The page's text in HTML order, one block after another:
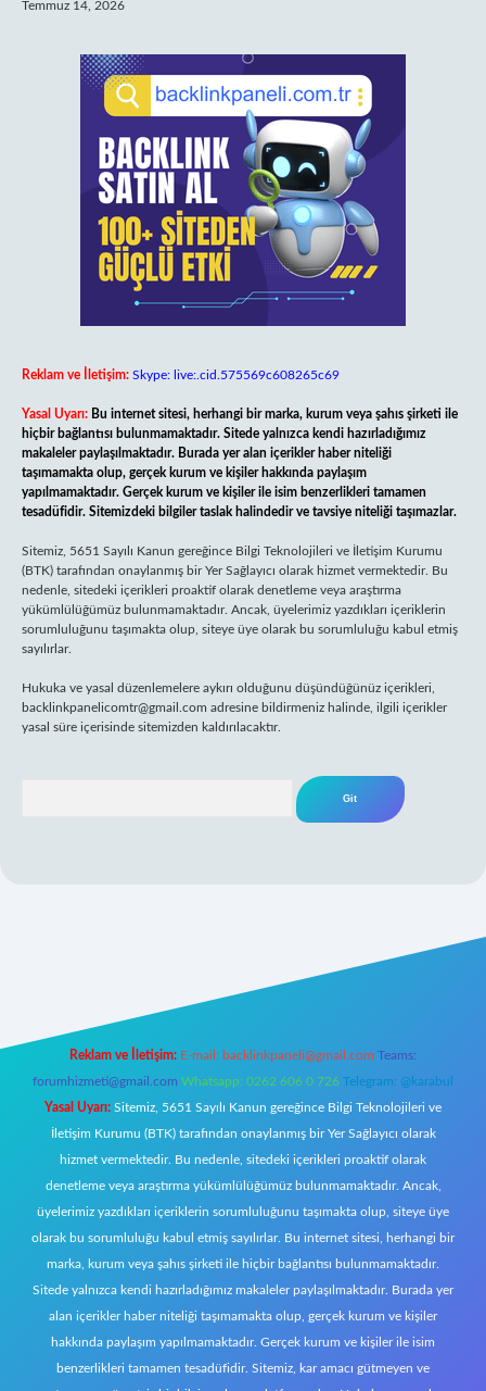
Temmuz 14, 2026
Reklam ve İletişim: Skype: live:.cid.575569c608265c69
Yasal Uyarı: Bu internet sitesi, herhangi bir marka, kurum veya şahıs şirketi ile
hiçbir bağlantısı bulunmamaktadır. Sitede yalnızca kendi hazırladığımız
makaleler paylaşılmaktadır. Burada yer alan içerikler haber niteliği
taşımamakta olup, gerçek kurum ve kişiler hakkında paylaşım
yapılmamaktadır. Gerçek kurum ve kişiler ile isim benzerlikleri tamamen
tesadüfidir. Sitemizdeki bilgiler taslak halindedir ve tavsiye niteliği taşımazlar.
Sitemiz, 5651 Sayılı Kanun gereğince Bilgi Teknolojileri ve İletişim Kurumu
(BTK) tarafından onaylanmış bir Yer Sağlayıcı olarak hizmet vermektedir. Bu
nedenle, sitedeki içerikleri proaktif olarak denetleme veya araştırma
yükümlülüğümüz bulunmamaktadır. Ancak, üyelerimiz yazdıkları içeriklerin
sorumluluğunu taşımakta olup, siteye üye olarak bu sorumluluğu kabul etmiş
sayılırlar.
Hukuka ve yasal düzenlemelere aykırı olduğunu düşündüğünüz içerikleri,
backlinkpanelicomtr@gmail.com adresine bildirmeniz halinde, ilgili içerikler
yasal süre içerisinde sitemizden kaldırılacaktır.
Reklam ve İletişim: E-mail: backlinkpaneli@gmail.com Teams:
forumhizmeti@gmail.com Whatsapp: 0262 606 0 726 Telegram: @karabul
Yasal Uyarı: Sitemiz, 5651 Sayılı Kanun gereğince Bilgi Teknolojileri ve
İletişim Kurumu (BTK) tarafından onaylanmış bir Yer Sağlayıcı olarak
hizmet vermektedir. Bu nedenle, sitedeki içerikleri proaktif olarak
denetleme veya araştırma yükümlülüğümüz bulunmamaktadır. Ancak,
üyelerimiz yazdıkları içeriklerin sorumluluğunu taşımakta olup, siteye üye
olarak bu sorumluluğu kabul etmiş sayılırlar. Bu internet sitesi, herhangi bir
marka, kurum veya şahıs şirketi ile hiçbir bağlantısı bulunmamaktadır.
Sitede yalnızca kendi hazırladığımız makaleler paylaşılmaktadır. Burada yer
alan içerikler haber niteliği taşımamakta olup, gerçek kurum ve kişiler
hakkında paylaşım yapılmamaktadır. Gerçek kurum ve kişiler ile isim
benzerlikleri tamamen tesadüfidir. Sitemiz, kar amacı gütmeyen ve